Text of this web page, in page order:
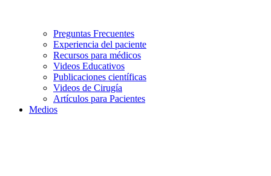
Preguntas Frecuentes
Experiencia del paciente
Recursos para médicos
Videos Educativos
Publicaciones científicas
Videos de Cirugía
Artículos para Pacientes
Medios